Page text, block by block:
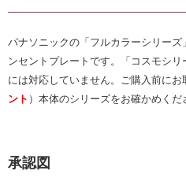
パナソニックの「フルカラーシリー
ンセントプレートです。「コスモシ
には対応していません。ご購入前にお
ント ）本体のシリーズをお確かめくだ
承認図